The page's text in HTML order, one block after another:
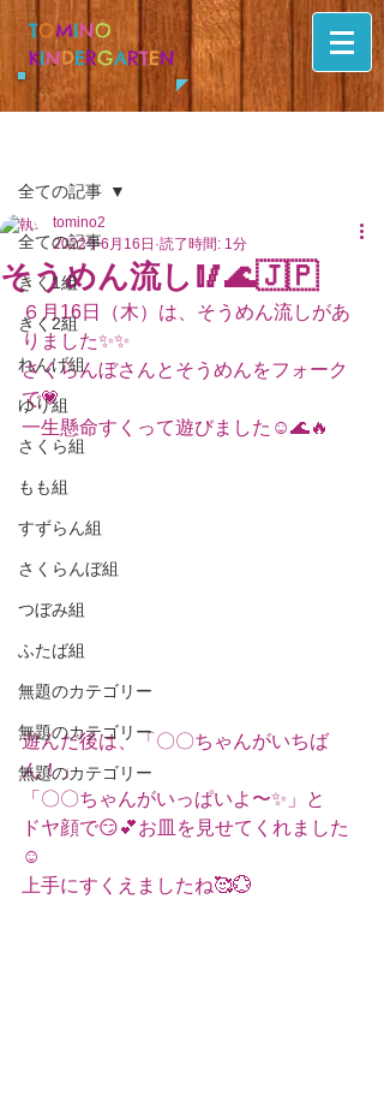
TOMINO
KINDERGARTEN
全ての記事
きく1組
きく2組
れんげ組
ゆり組
さくら組
もも組
すずらん組
さくらんぼ組
つぼみ組
ふたば組
無題のカテゴリー
無題のカテゴリー
無題のカテゴリー
全ての記事
そうめん流し🥢🌊🇯🇵
tomino2
2022年6月16日 読了時間: 1分
６月16日（木）は、そうめん流しがあ
りました✨✨
さくらんぼさんとそうめんをフォーク
で💗
一生懸命すくって遊びました☺️🌊🔥
遊んだ後は、「〇〇ちゃんがいちば
ん！」
「〇〇ちゃんがいっぱいよ〜✨」と
ドヤ顔で😏💕お皿を見せてくれました
☺️
上手にすくえましたね🥰💮